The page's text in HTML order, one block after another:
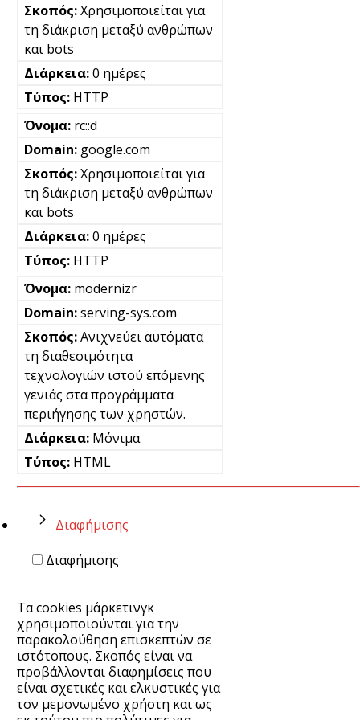
Χρησιμοποιείται για
τη διάκριση μεταξύ ανθρώπων
και bots
0 ημέρες
HTTP
rc::d
google.com
Χρησιμοποιείται για
τη διάκριση μεταξύ ανθρώπων
και bots
0 ημέρες
HTTP
modernizr
serving-sys.com
Ανιχνεύει αυτόματα
τη διαθεσιμότητα
τεχνολογιών ιστού επόμενης
γενιάς στα προγράμματα
περιήγησης των χρηστών.
Μόνιμα
HTML
Διαφήμισης
Διαφήμισης
Τα cookies μάρκετινγκ
χρησιμοποιούνται για την
παρακολούθηση επισκεπτών σε
ιστότοπους. Σκοπός είναι να
προβάλλονται διαφημίσεις που
είναι σχετικές και ελκυστικές για
τον μεμονωμένο χρήστη και ως